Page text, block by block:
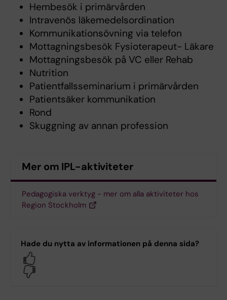
Hembesök i primärvården
Intravenös läkemedelsordination
Kommunikationsövning via telefon
Mottagningsbesök Fysioterapeut- Läkare
Mottagningsbesök på VC eller Rehab
Nutrition
Patientfallsseminarium i primärvården
Patientsäker kommunikation
Rond
Skuggning av annan profession
Mer om IPL-aktiviteter
Pedagogiska verktyg - mer om alla aktiviteter hos
Region Stockholm
Hade du nytta av informationen på denna sida?